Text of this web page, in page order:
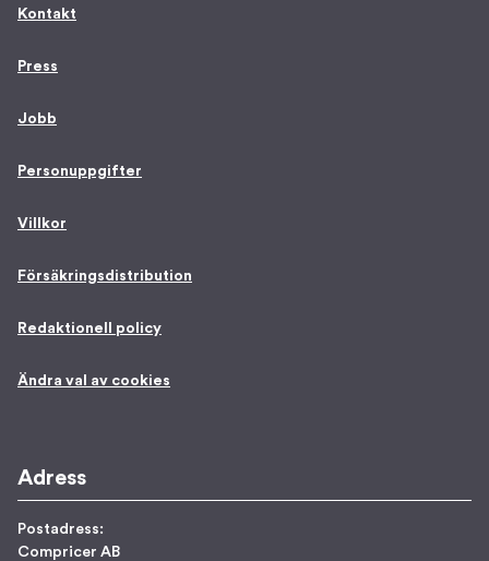
Kontakt
Press
Jobb
Personuppgifter
Villkor
Försäkringsdistribution
Redaktionell policy
Ändra val av cookies
Adress
Postadress:
Compricer AB